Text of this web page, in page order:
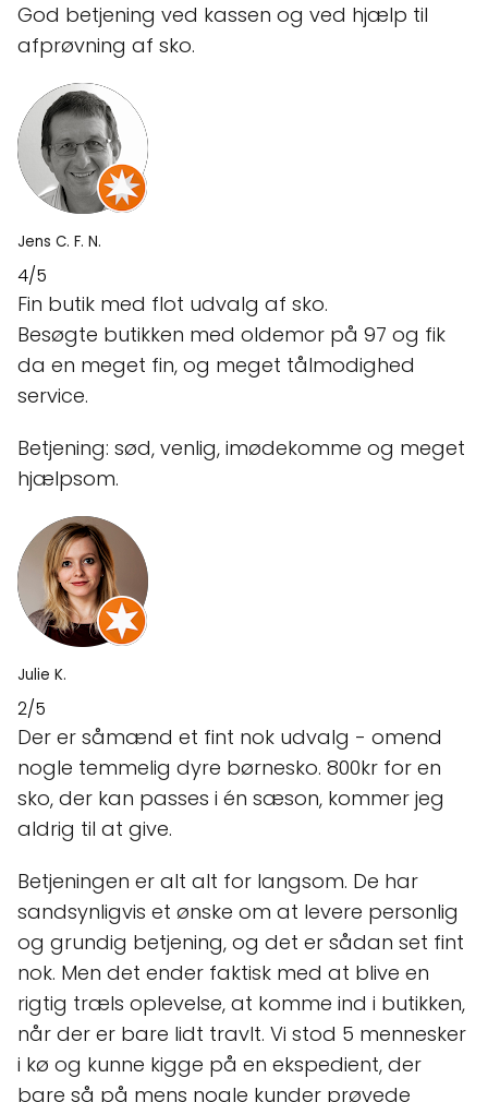
God betjening ved kassen og ved hjælp til
afprøvning af sko.
Jens C. F. N.
4/5
Fin butik med flot udvalg af sko.
Besøgte butikken med oldemor på 97 og fik
da en meget fin, og meget tålmodighed
service.
Betjening: sød, venlig, imødekomme og meget
hjælpsom.
Julie K.
2/5
Der er såmænd et fint nok udvalg - omend
nogle temmelig dyre børnesko. 800kr for en
sko, der kan passes i én sæson, kommer jeg
aldrig til at give.
Betjeningen er alt alt for langsom. De har
sandsynligvis et ønske om at levere personlig
og grundig betjening, og det er sådan set fint
nok. Men det ender faktisk med at blive en
rigtig træls oplevelse, at komme ind i butikken,
når der er bare lidt travlt. Vi stod 5 mennesker
i kø og kunne kigge på en ekspedient, der
bare så på mens nogle kunder prøvede